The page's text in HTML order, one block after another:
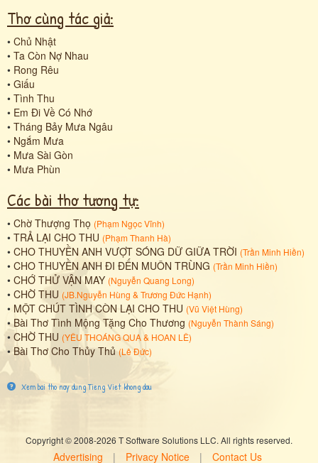
Thơ cùng tác giả:
• Chủ Nhật
• Ta Còn Nợ Nhau
• Rong Rêu
• Giấu
• Tình Thu
• Em Đi Về Có Nhớ
• Tháng Bảy Mưa Ngâu
• Ngắm Mưa
• Mưa Sài Gòn
• Mưa Phùn
Các bài thơ tương tự:
• Chờ Thượng Thọ (Phạm Ngọc Vĩnh)
• TRẢ LẠI CHO THU (Phạm Thanh Hà)
• CHO THUYỀN ANH VƯỢT SÓNG DỮ GIỮA TRỜI (Trần Minh Hiền)
• CHO THUYỀN ANH ĐI ĐẾN MUÔN TRÙNG (Trần Minh Hiền)
• CHỚ THỬ VẬN MAY (Nguyễn Quang Long)
• CHỜ THU (JB.Nguyễn Hùng & Trương Đức Hạnh)
• MỘT CHÚT TÌNH CÒN LẠI CHO THU (Vũ Việt Hùng)
•Bài Thơ Tình Mộng Tặng Cho Thương (Nguyễn Thành Sáng)
• CHỜ THU (YÊU THOÁNG QUA& HOAN LÊ)
•Bài Thơ Cho Thủy Thủ (Lê Đức)
Xem bai tho nay dung Tieng Viet khong dau
Copyright © 2008-2026 T Software Solutions LLC. All rights reserved.
Advertising | Privacy Notice | Contact Us